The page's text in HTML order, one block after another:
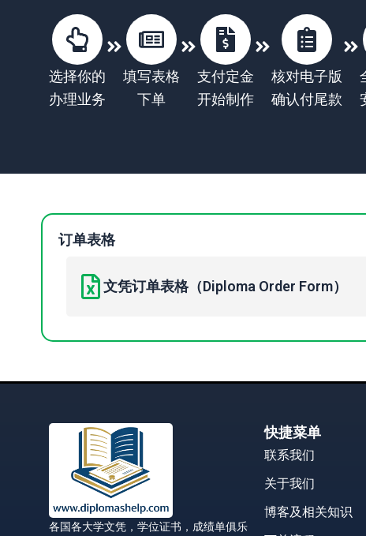
选择你的
办理业务
填写表格
下单
支付定金
开始制作
核对电子版
确认付尾款
订单表格
文凭订单表格（Diploma Order Form）
各国各大学文凭，学位证书，成绩单俱乐
快捷菜单
联系我们
关于我们
博客及相关知识